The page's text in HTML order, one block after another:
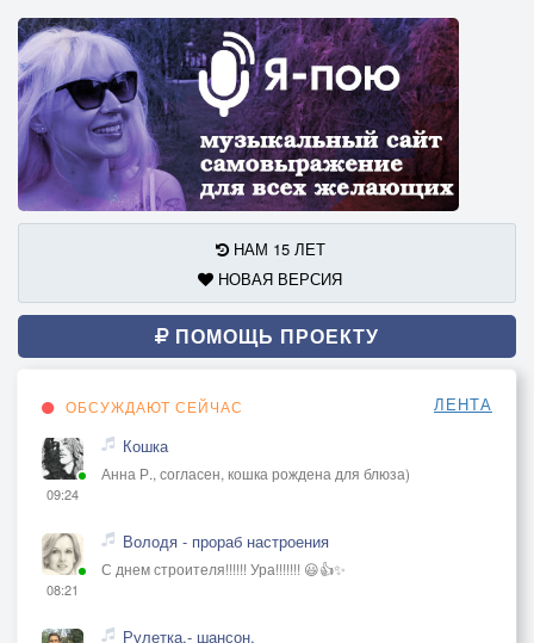
НАМ 15 ЛЕТ
НОВАЯ ВЕРСИЯ
ПОМОЩЬ ПРОЕКТУ
ОБСУЖДАЮТ СЕЙЧАС ЛЕНТА
09:24
Кошка
Анна Р., согласен, кошка рождена для блюза)
08:21
Володя - прораб настроения
С днем строителя!!!!!! Ура!!!!!!! 😃👍✨
Рулетка.- шансон.